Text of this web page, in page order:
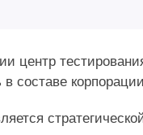
центр
в составе